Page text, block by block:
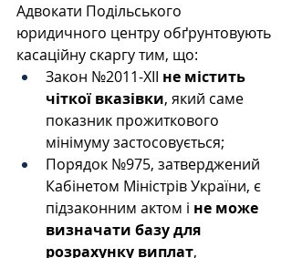
Адвокати Подільського
юридичного центру обґрунтовують
касаційну скаргу тим, що:
Закон №2011-XII не містить
чіткої вказівки, який саме
показник прожиткового
мінімуму застосовується;
Порядок №975, затверджений
Кабінетом Міністрів України, є
підзаконним актом і не може
визначати базу для
розрахунку виплат,